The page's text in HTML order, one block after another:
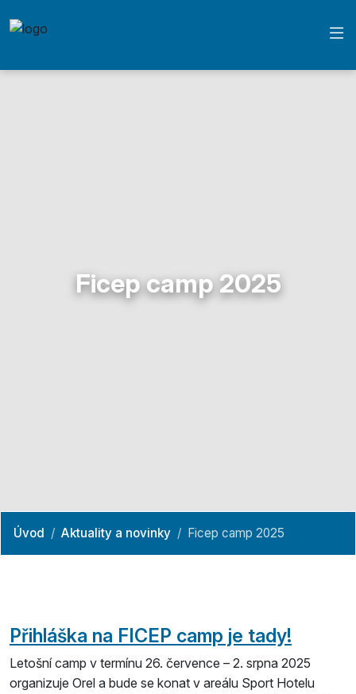
Ficep camp 2025
Úvod Aktuality a novinky Ficep camp 2025
Přihláška na FICEP camp je tady!
Letošní camp v termínu 26. července – 2. srpna 2025
organizuje Orel a bude se konat v areálu Sport Hotelu